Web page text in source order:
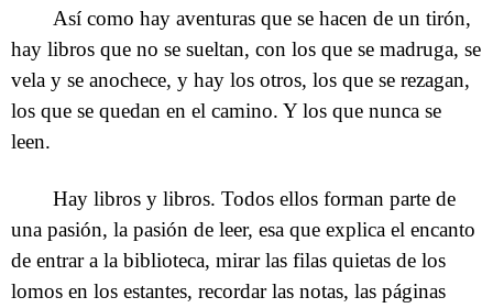
Así como hay aventuras que se hacen de un tirón,
hay libros que no se sueltan, con los que se madruga, se
vela y se anochece, y hay los otros, los que se rezagan,
los que se quedan en el camino. Y los que nunca se
leen.
Hay libros y libros. Todos ellos forman parte de
una pasión, la pasión de leer, esa que explica el encanto
de entrar a la biblioteca, mirar las filas quietas de los
lomos en los estantes, recordar las notas, las páginas